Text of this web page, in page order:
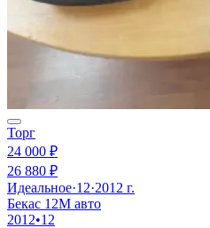
Торг
24 000 ₽
26 880 ₽
Идеальное·12·2012 г.
Бекас 12М авто
2012•12